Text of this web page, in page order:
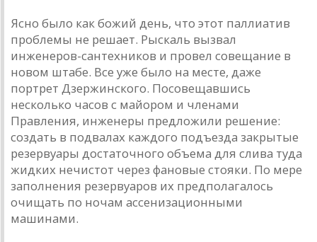
Ясно было как божий день, что этот паллиатив
проблемы не решает. Рыскаль вызвал
инженеров-сантехников и провел совещание в
новом штабе. Все уже было на месте, даже
портрет Дзержинского. Посовещавшись
несколько часов с майором и членами
Правления, инженеры предложили решение:
создать в подвалах каждого подъезда закрытые
резервуары достаточного объема для слива туда
жидких нечистот через фановые стояки. По мере
заполнения резервуаров их предполагалось
очищать по ночам ассенизационными
машинами.